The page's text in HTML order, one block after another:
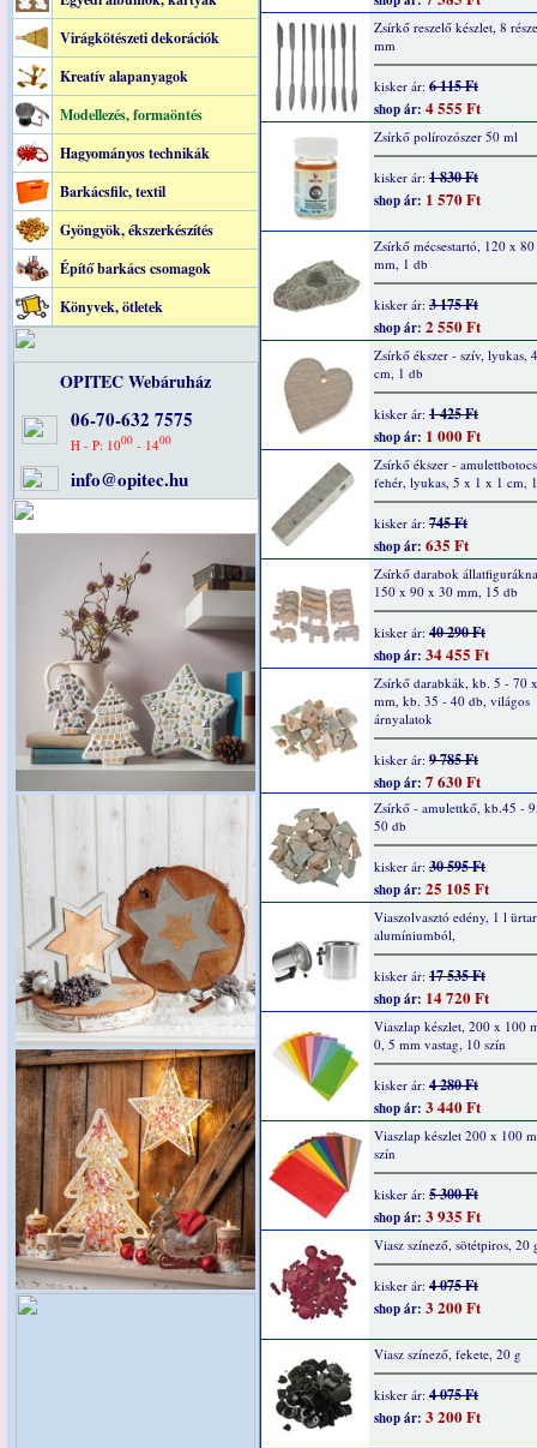
Virágkötészeti dekorációk
Kreatív alapanyagok
Modellezés, formaöntés
Hagyományos technikák
Barkácsfilc, textil
Gyöngyök, ékszerkészítés
Építő barkács csomagok
Könyvek, ötletek
OPITEC Webáruház
06-70-632 7575
H - P: 1000- 1400
info@opitec.hu
Zsírkő reszelő készlet, 8
mm
kisker ár: 6 115 Ft
shop ár: 4 555 Ft
Zsírkő polírozószer 50 ml
kisker ár: 1 830 Ft
shop ár: 1 570 Ft
Zsírkő mécsestartó, 120 x
mm, 1 db
kisker ár: 3 175 Ft
shop ár: 2 550 Ft
Zsírkő ékszer - szív, lyukas,
cm, 1 db
kisker ár: 1 425 Ft
shop ár: 1 000 Ft
Zsírkő ékszer -
fehér, lyukas, 5 x 1 x 1 cm,
kisker ár: 745 Ft
shop ár: 635 Ft
Zsírkő darabok
150 x 90 x 30 mm, 15 db
kisker ár: 40 290 Ft
shop ár: 34 455 Ft
Zsírkő darabkák, kb. 5 - 70
mm, kb. 35 - 40 db, világos
árnyalatok
kisker ár: 9 785 Ft
shop ár: 7 630 Ft
Zsírkő - amulettkő, kb.45 -
50 db
kisker ár: 30 595 Ft
shop ár: 25 105 Ft
Viaszolvasztó edény, 1 l
alumíniumból,
kisker ár: 17 535 Ft
shop ár: 14 720 Ft
Viaszlap készlet, 200 x 100
0, 5 mm vastag, 10 szín
kisker ár: 4 280 Ft
shop ár: 3 440 Ft
Viaszlap készlet 200 x 100
szín
kisker ár: 5 300 Ft
shop ár: 3 935 Ft
Viasz színező, sötétpiros, 20
kisker ár: 4 075 Ft
shop ár: 3 200 Ft
Viasz színező, fekete, 20 g
kisker ár: 4 075 Ft
shop ár: 3 200 Ft